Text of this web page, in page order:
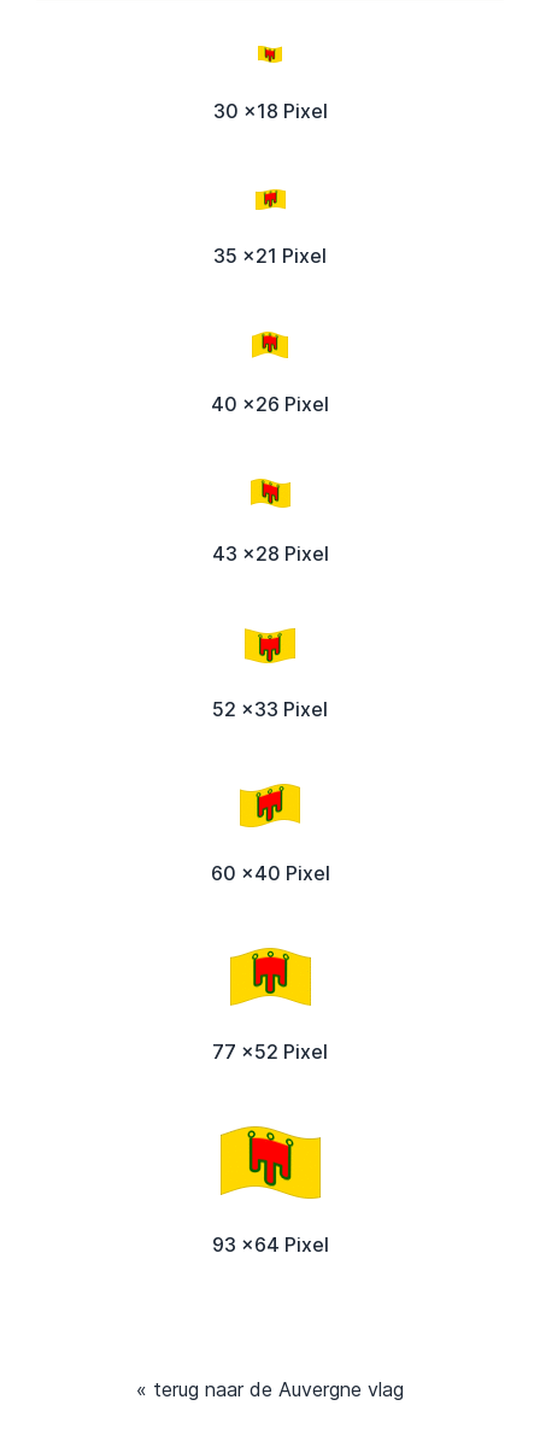
30 x18 Pixel
35 x21 Pixel
40 x26 Pixel
43 x28 Pixel
52 x33 Pixel
60 x40 Pixel
77 x52 Pixel
93 x64 Pixel
« terug naar de Auvergne vlag